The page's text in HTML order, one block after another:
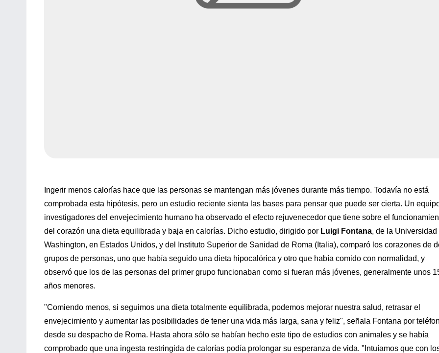
ngerir menos calorías hace que las personas se mantengan más jóvenes durante más tiempo. Todavía no está
comprobada esta hipótesis, pero un estudio reciente sienta las bases para pensar que puede ser cierta. Un
investigadores del envejecimiento humano ha observado el efecto rejuvenecedor que tiene sobre el
del corazón una dieta equilibrada y baja en calorías. Dicho estudio, dirigido por Luigi Fontana, de la Universidad
Washington, en Estados Unidos, y del Instituto Superior de Sanidad de Roma (Italia), comparó los corazones de
grupos de personas, uno que había seguido una dieta hipocalórica y otro que había comido con normalidad, y
observó que los de las personas del primer grupo funcionaban como si fueran más jóvenes, generalmente unos
años menores.
"Comiendo menos, si seguimos una dieta totalmente equilibrada, podemos mejorar nuestra salud, retrasar el
envejecimiento y aumentar las posibilidades de tener una vida más larga, sana y feliz", señala Fontana por
desde su despacho de Roma. Hasta ahora sólo se habían hecho este tipo de estudios con animales y se había
comprobado que una ingesta restringida de calorías podía prolongar su esperanza de vida. "Intuíamos que con